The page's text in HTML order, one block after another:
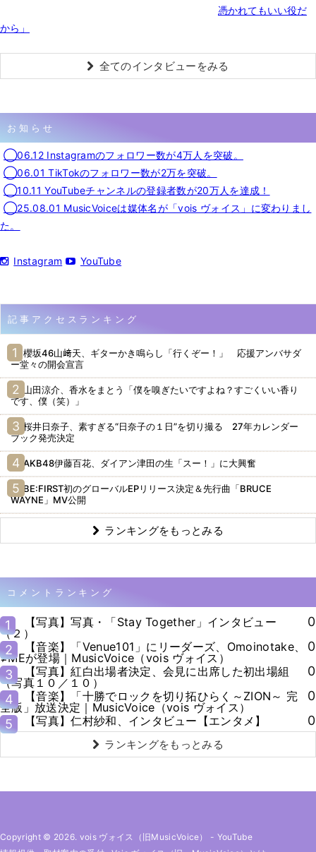
憑かれてもいい役だ
から」
全てのインタビューをみる
お知らせ
◯06.12 Instagramのフォロワー数が4万人を突破。
◯06.01 TikTokのフォロワー数が2万を突破。
◯10.11 YouTubeチャンネルの登録者数が20万人を達成！
◯25.08.01 MusicVoiceは媒体名が「vois ヴォイス」に変わりまし
た。
Instagram YouTube
記事アクセスランキング
櫻坂46山﨑天、ギターかき鳴らし「行くぞー！」 応援アンバサダ
ー堂々の開会宣言
山田涼介、香水をまとう「僕を嗅ぎたいですよね？すごくいい香り
です、僕（笑）」
桜井日奈子、素すぎる“日奈子の１日”を切り撮る 27年カレンダー
ブック発売決定
AKB48伊藤百花、ダイアン津田の生「スー！」に大興奮
BE:FIRST初のグローバルEPリリース決定＆先行曲「BRUCE
WAYNE」MV公開
ランキングをもっとみる
コメントランキング
1
【写真】写真・「Stay Together」インタビュー
（２）
0
2
【音楽】「Venue101」にリーダーズ、Omoinotake、
≠MEが登場｜MusicVoice（vois ヴォイス）
0
3
【写真】紅白出場者決定、会見に出席した初出場組
（写真１０／１０）
0
4
【音楽】「十勝でロックを切り拓ひらく～ZION～ 完
全版」放送決定｜MusicVoice（vois ヴォイス）
0
5
【写真】仁村紗和、インタビュー【エンタメ】 0
ランキングをもっとみる
Copyright © 2026. vois ヴォイス（旧MusicVoice） - YouTube